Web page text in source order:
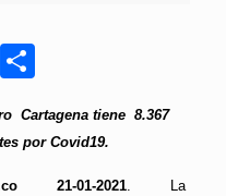
Messenger
Cartagena tiene 8.367
por Covid19.
21-01-2021 . La